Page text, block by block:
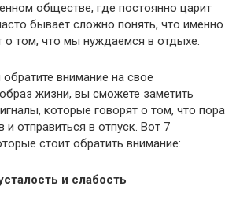
обществе, где постоянно царит
бывает сложно понять, что именно
о том, что мы нуждаемся в отдыхе.
внимание на свое
жизни, вы сможете заметить
которые говорят о том, что пора
и отправиться в отпуск. Вот 7
стоит обратить внимание:
и слабость